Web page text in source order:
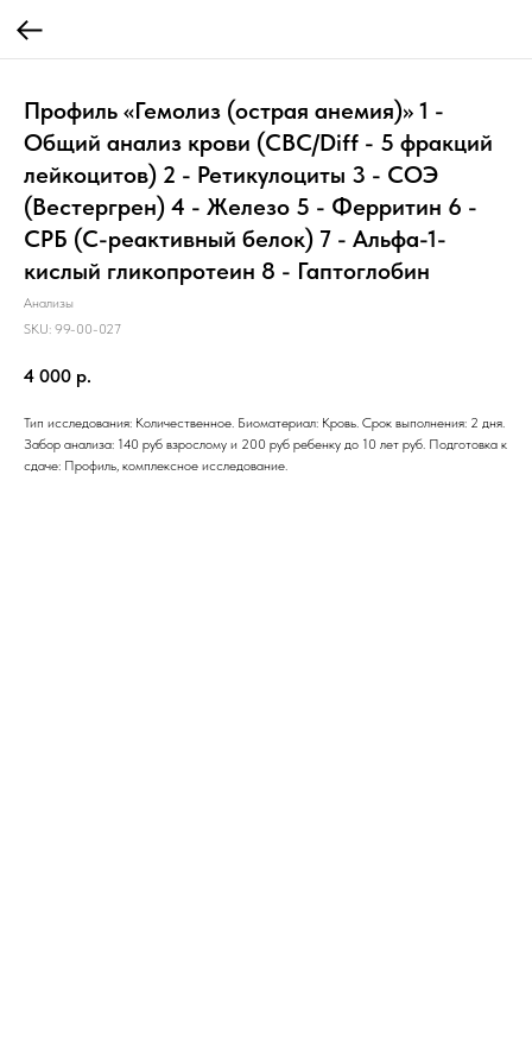
Профиль «Гемолиз (острая анемия)» 1 -
Общий анализ крови (CBC/Diff - 5 фракций
лейкоцитов) 2 - Ретикулоциты 3 - СОЭ
(Вестергрен) 4 - Железо 5 - Ферритин 6 -
СРБ (С-реактивный белок) 7 - Альфа-1-
кислый гликопротеин 8 - Гаптоглобин
Анализы
SKU: 99-00-027
4 000 р.
Тип исследования: Количественное. Биоматериал: Кровь. Срок выполнения: 2 дня.
Забор анализа: 140 руб взрослому и 200 руб ребенку до 10 лет руб. Подготовка к
сдаче: Профиль, комплексное исследование.